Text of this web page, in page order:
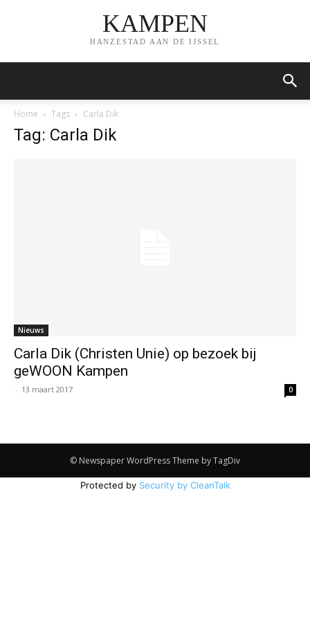
KAMPEN
HANZESTAD AAN DE IJSSEL
Home Tags Carla Dik
Tag: Carla Dik
Nieuws
Carla Dik (Christen Unie) op bezoek bij
geWOON Kampen
- 13 maart 2017 0
© Newspaper WordPress Theme by TagDiv
Protected by Security by CleanTalk